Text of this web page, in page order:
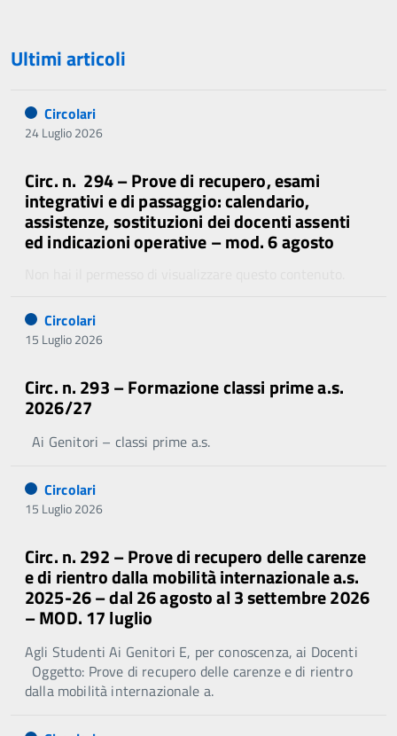
Ultimi articoli
Circolari
24 Luglio 2026
Circ. n. 294 – Prove di recupero, esami
integrativi e di passaggio: calendario,
assistenze, sostituzioni dei docenti assenti
ed indicazioni operative – mod. 6 agosto
Circolari
15 Luglio 2026
Circ. n. 293 – Formazione classi prime a.s.
2026/27
Ai Genitori – classi prime a.s.
Circolari
15 Luglio 2026
Circ. n. 292 – Prove di recupero delle carenze
e di rientro dalla mobilità internazionale a.s.
2025-26 – dal 26 agosto al 3 settembre 2026
– MOD. 17 luglio
Agli Studenti Ai Genitori E, per conoscenza, ai Docenti
Oggetto: Prove di recupero delle carenze e di rientro
dalla mobilità internazionale a.